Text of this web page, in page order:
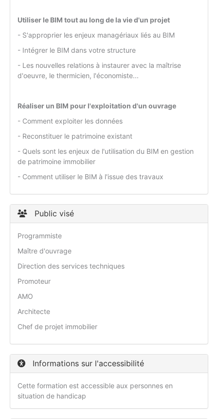
Utiliser le BIM tout au long de la vie d'un projet
- S'approprier les enjeux managériaux liés au BIM
- Intégrer le BIM dans votre structure
- Les nouvelles relations à instaurer avec la maîtrise
d'oeuvre, le thermicien, l'économiste...
Réaliser un BIM pour l'exploitation d'un ouvrage
- Comment exploiter les données
- Reconstituer le patrimoine existant
- Quels sont les enjeux de l'utilisation du BIM en gestion
de patrimoine immobilier
- Comment utiliser le BIM à l'issue des travaux
Public visé
Programmiste
Maître d'ouvrage
Direction des services techniques
Promoteur
AMO
Architecte
Chef de projet immobilier
Informations sur l'accessibilité
Cette formation est accessible aux personnes en
situation de handicap